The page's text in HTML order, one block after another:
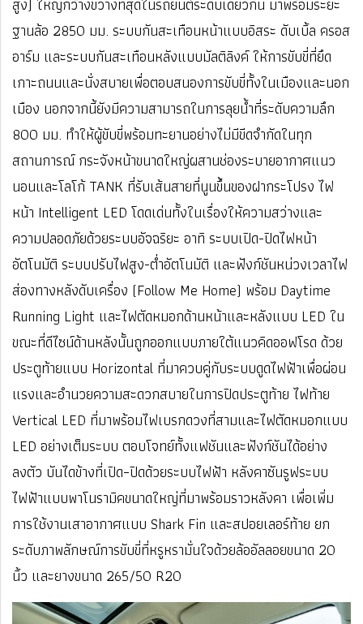
สูง) ใหญ่กว้างขวางที่สุดในรถยนต์ระดับเดียวกัน มาพร้อมระยะ
ฐานล้อ 2850 มม. ระบบกันสะเทือนหน้าแบบอิสระ ดับเบิ้ล ครอส
อาร์ม และระบบกันสะเทือนหลังแบบมัลติลิงค์ ให้การขับขี่ที่ยึด
เกาะถนนและนั่งสบายเพื่อตอบสนองการขับขี่ทั้งในเมืองและนอก
เมือง นอกจากนี้ยังมีความสามารถในการลุยน้ำที่ระดับความลึก
800 มม. ทำให้ผู้ขับขี่พร้อมทะยานอย่างไม่มีขีดจำกัดในทุก
สถานการณ์ กระจังหน้าขนาดใหญ่ผสานช่องระบายอากาศแนว
นอนและโลโก้ TANK ที่รับเส้นสายที่นูนขึ้นของฝากระโปรง ไฟ
หน้า Intelligent LED โดดเด่นทั้งในเรื่องให้ความสว่างและ
ความปลอดภัยด้วยระบบอัจฉริยะ อาทิ ระบบเปิด-ปิดไฟหน้า
อัตโนมัติ ระบบปรับไฟสูง-ต่ำอัตโนมัติ และฟังก์ชันหน่วงเวลาไฟ
ส่องทางหลังดับเครื่อง (Follow Me Home) พร้อม Daytime
Running Light และไฟตัดหมอกด้านหน้าและหลังแบบ LED ใน
ขณะที่ดีไซน์ด้านหลังนั้นถูกออกแบบภายใต้แนวคิดออฟโรด ด้วย
ประตูท้ายแบบ Horizontal ที่มาควบคู่กับระบบดูดไฟฟ้าเพื่อผ่อน
แรงและอำนวยความสะดวกสบายในการปิดประตูท้าย ไฟท้าย
Vertical LED ที่มาพร้อมไฟเบรกดวงที่สามและไฟตัดหมอกแบบ
LED อย่างเต็มระบบ ตอบโจทย์ทั้งแฟชันและฟังก์ชันได้อย่าง
ลงตัว บันไดข้างที่เปิด–ปิดด้วยระบบไฟฟ้า หลังคาซันรูฟระบบ
ไฟฟ้าแบบพาโนรามิคขนาดใหญ่ที่มาพร้อมราวหลังคา เพื่อเพิ่ม
การใช้งานเสาอากาศแบบ Shark Fin และสปอยเลอร์ท้าย ยก
ระดับภาพลักษณ์การขับขี่ที่หรูหรามั่นใจด้วยล้ออัลลอยขนาด 20
นิ้ว และยางขนาด 265/50 R20